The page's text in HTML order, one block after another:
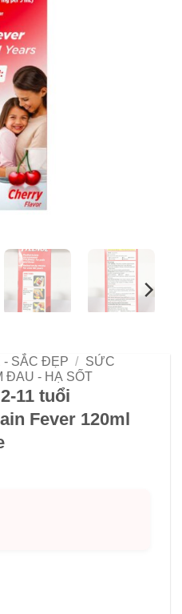
- SẮC ĐẸP / SỨC
ĐAU - HẠ SỐT
11 tuổi
Fever 120ml